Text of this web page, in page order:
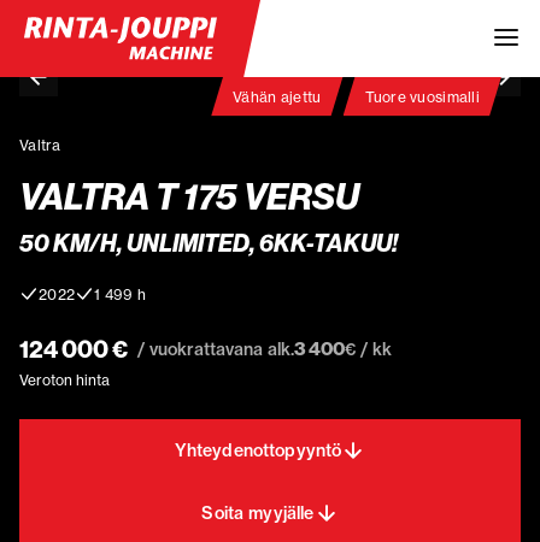
Vähän ajettu Tuore vuosimalli
Valtra
VALTRA T 175 VERSU
50 KM/H, UNLIMITED, 6KK-TAKUU!
2022 1 499 h
124 000 € / vuokrattavana alk.3 400€ / kk
Veroton hinta
Yhteydenottopyyntö
Soita myyjälle